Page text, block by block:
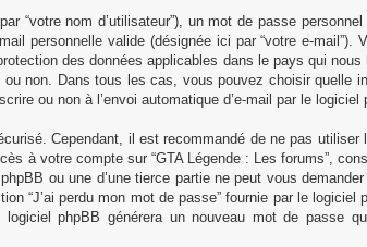
“votre nom d’utilisateur”), un mot de passe
personnelle valide (désignée ici par “votre e-mail”).
des données applicables dans le pays qui
non. Dans tous les cas, vous pouvez choisir quelle
ou non à l’envoi automatique d’e-mail par le logiciel
Cependant, il est recommandé de ne pas
à votre compte sur “GTA Légende : Les forums”,
ou une d’une tierce partie ne peut vous
“J’ai perdu mon mot de passe” fournie par le logiciel
phpBB générera un nouveau mot de passe